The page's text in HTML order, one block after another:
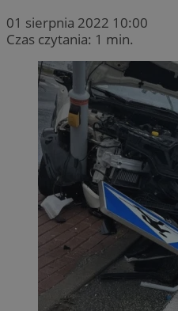
01 sierpnia 2022 10:00
Czas czytania: 1 min.